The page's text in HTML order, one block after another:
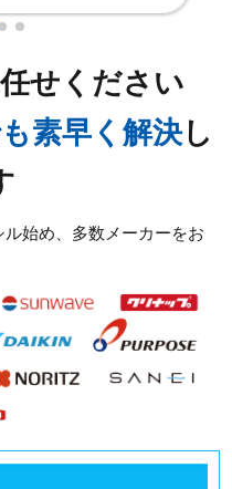
所蛇口水漏れのトラブ
所排水つまりのトラブ
蛇口水漏れのトラブル
所蛇口水漏れのトラブ
はこちら
せください
素早く解決し
始め、多数メーカーをお